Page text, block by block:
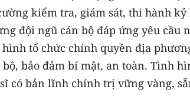
kiểm tra, giám sát, thi hành
đội ngũ cán bộ đáp ứng yêu
hình tổ chức chính quyền địa
bảo đảm bí mật, an toàn. Tình
có bản lĩnh chính trị vững vàng,